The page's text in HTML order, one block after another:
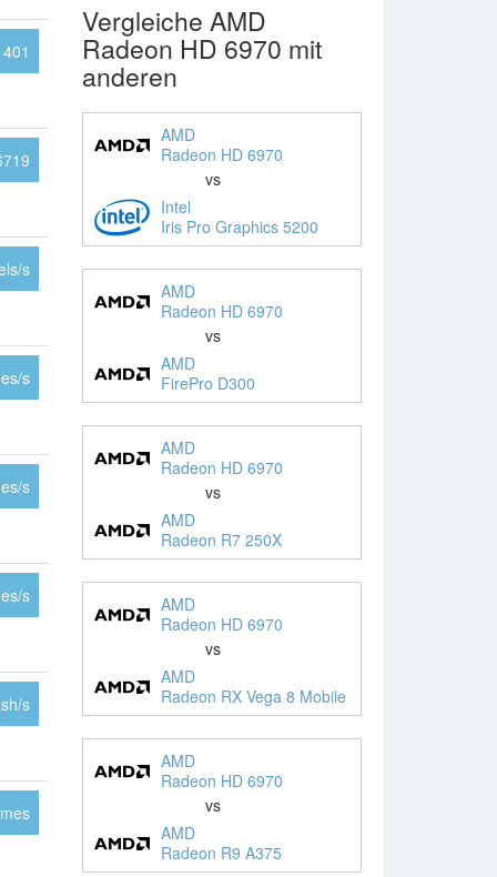
s
s
s
s
s
Vergleiche AMD
Radeon HD 6970 mit
anderen
AMD
Radeon HD 6970
vs
Intel
Iris Pro Graphics 5200
AMD
Radeon HD 6970
vs
AMD
FirePro D300
AMD
Radeon HD 6970
vs
AMD
Radeon R7 250X
AMD
Radeon HD 6970
vs
AMD
Radeon RX Vega 8 Mobile
AMD
Radeon HD 6970
vs
AMD
Radeon R9 A375